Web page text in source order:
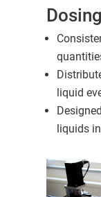
liquid
liquids